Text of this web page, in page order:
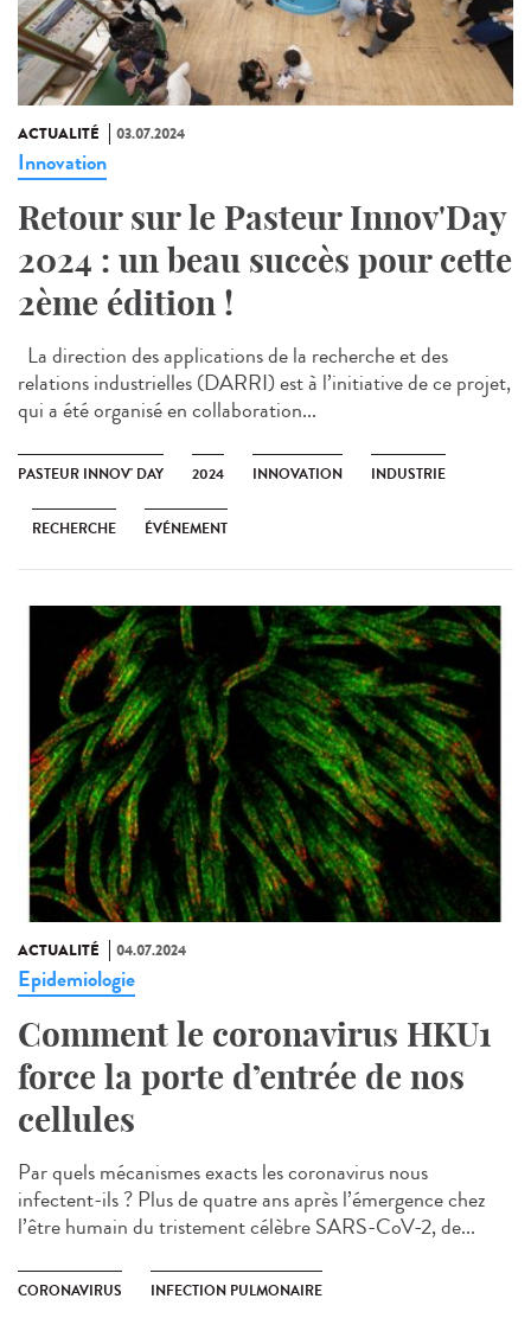
ACTUALITÉ 03.07.2024
Innovation
Retour sur le Pasteur Innov'Day
2024 : un beau succès pour cette
2ème édition !
La direction des applications de la recherche et des
relations industrielles (DARRI) est à l’initiative de ce projet,
qui a été organisé en collaboration...
PASTEUR INNOV' DAY 2024 INNOVATION INDUSTRIE
RECHERCHE ÉVÉNEMENT
ACTUALITÉ 04.07.2024
Epidemiologie
Comment le coronavirus HKU1
force la porte d’entrée de nos
cellules
Par quels mécanismes exacts les coronavirus nous
infectent-ils ? Plus de quatre ans après l’émergence chez
l’être humain du tristement célèbre SARS-CoV-2, de...
CORONAVIRUS INFECTION PULMONAIRE